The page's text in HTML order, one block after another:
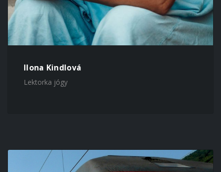
Ilona Kindlová
Lektorka jógy